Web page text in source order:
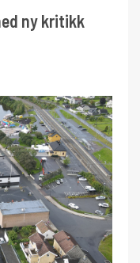
ny kritikk